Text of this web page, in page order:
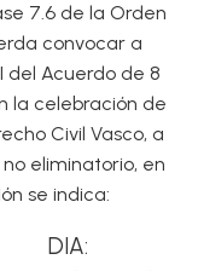
7.6 de la Orden
convocar a
del Acuerdo de 8
la celebración de
Civil Vasco, a
eliminatorio, en
se indica:
DIA: